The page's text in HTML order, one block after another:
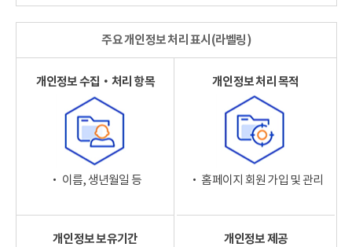
주요 개인정보 처리 표시(라벨링)
개인정보 수집‧처리 항목
‧ 이름, 생년월일 등
개인정보 처리 목적
‧ 홈페이지 회원 가입 및 관리
개인정보 보유기간 개인정보 제공